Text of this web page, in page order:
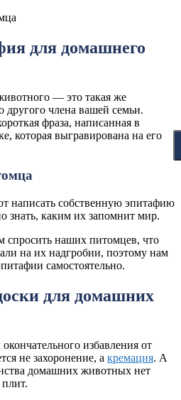
для домашнего
— это такая же
другого члена вашей семьи.
фраза, написанная в
которая выгравирована на его
написать собственную эпитафию
знать, каким их запомнит мир.
наших питомцев, что
на их надгробии, поэтому нам
самостоятельно.
для домашних
избавления от
не захоронение, а кремация. А
домашних животных нет